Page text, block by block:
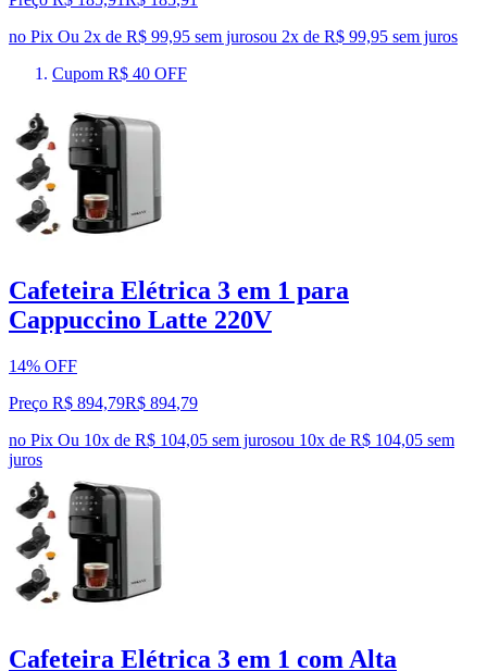
no Pix Ou 2x de R$ 99,95 sem jurosou 2x de R$ 99,95 sem juros
Cupom R$ 40 OFF
Cafeteira Elétrica 3 em 1 para
Cappuccino Latte 220V
14% OFF
Preço R$ 894,79R$ 894,79
no Pix Ou 10x de R$ 104,05 sem jurosou 10x de R$ 104,05 sem
juros
Cafeteira Elétrica 3 em 1 com Alta